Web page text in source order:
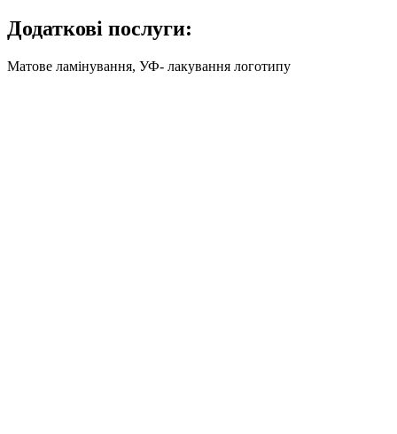
Додаткові послуги:
Матове ламінування, УФ- лакування логотипу